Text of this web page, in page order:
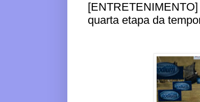
quarta etapa da